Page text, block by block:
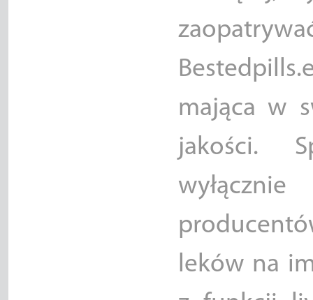
mająca w
jakości.
leków na